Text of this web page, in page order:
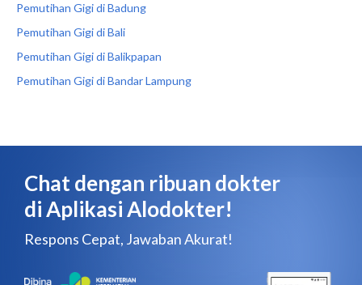
Pemutihan Gigi di Badung
Pemutihan Gigi di Bali
Pemutihan Gigi di Balikpapan
Pemutihan Gigi di Bandar Lampung